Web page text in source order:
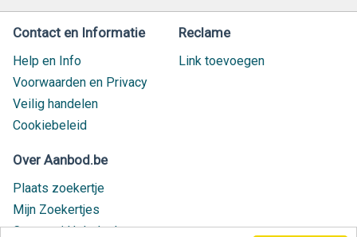
Contact en Informatie
Help en Info
Voorwaarden en Privacy
Veilig handelen
Cookiebeleid
Reclame
Link toevoegen
Over Aanbod.be
Plaats zoekertje
Mijn Zoekertjes
Contact / Helpdesk